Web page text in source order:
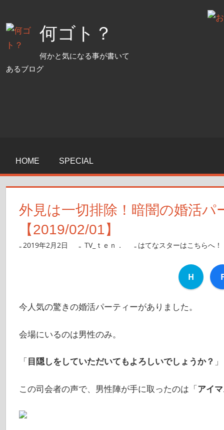
ン
ツ
何ゴト？
何かと気になる事が書いて
あるブログ
HOME SPECIAL
外見は一切排除！暗闇の婚活パ
【2019/02/01】
2019年2月2日 nanigoto
TV_ｔｅｎ． はてなスターはこちらへ！
H F
今人気の驚きの婚活パーティーがありました。
会場にいるのは男性のみ。
「目隠しをしていただいてもよろしいでしょうか？ 」
この司会者の声で、男性陣が手に取ったのは「アイ